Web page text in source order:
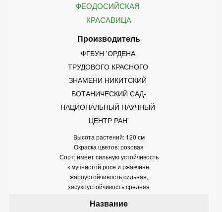
ФЕОДОСИЙСКАЯ
КРАСАВИЦА
ФГБУН 'ОРДЕНА
ТРУДОВОГО КРАСНОГО
ЗНАМЕНИ НИКИТСКИЙ
БОТАНИЧЕСКИЙ САД-
НАЦИОНАЛЬНЫЙ НАУЧНЫЙ
ЦЕНТР РАН'
Высота растений: 120 см
Окраска цветов: розовая
Сорт: имеет сильную устойчивость
к мучнистой росе и ржавчине,
жароустойчивость сильная,
засухоустойчивость средняя